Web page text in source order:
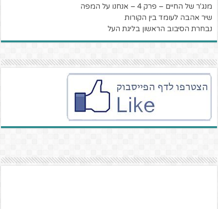
מנג'ר של החיים – פרק 4 – אנחנו על המפה
שיר אהבה לעומד בין הקורות
נבחרת הסיבוב הראשון בליגת העל